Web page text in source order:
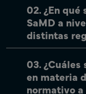
02. ¿En
SaMD a
distintas
03.
en materia
normativo